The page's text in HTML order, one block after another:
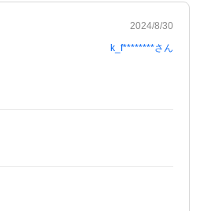
2024/8/30
k_f********さん